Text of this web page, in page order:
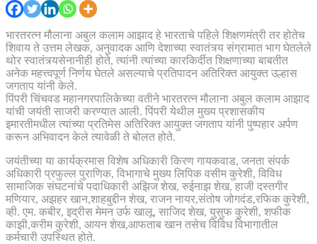
भारतरत्न मौलाना अबुल कलाम आझाद हे भारताचे पहिले शिक्षणमंत्री तर होतेच
शिवाय ते उत्तम लेखक, अनुवादक आणि देशाच्या स्वातंत्र्य संग्रामात भाग घेतलेले
थोर स्वातंत्र्यसेनानीही होते, त्यांनी त्यांच्या कारकिर्दीत शिक्षणाच्या बाबतीत
अनेक महत्त्वपूर्ण निर्णय घेतले असल्याचे प्रतिपादन अतिरिक्त आयुक्त उल्हास
जगताप यांनी केले.
पिंपरी चिंचवड महानगरपालिकेच्या वतीने भारतरत्न मौलाना अबुल कलाम आझाद
यांची जयंती साजरी करण्यात आली. पिंपरी येथील मुख्य प्रशासकीय
इमारतीमधील त्यांच्या प्रतिमेस अतिरिक्त आयुक्त जगताप यांनी पुष्पहार अर्पण
करून अभिवादन केले त्यावेळी ते बोलत होते.
जयंतीच्या या कार्यक्रमास विशेष अधिकारी किरण गायकवाड, जनता संपर्क
अधिकारी प्रफुल्ल पुराणिक, विभागाचे मुख्य लिपिक वसीम कुरेशी, विविध
सामाजिक संघटनांचे पदाधिकारी अझिज शेख, रुईनाझ शेख, हाजी दस्तगीर
मणियार, अझहर खान,शाहबुद्दीन शेख, राजन नायर,संतोष जोगदंड,रफिक कुरेशी,
व्ही. एम. कबीर, इद्रीस मेमन उर्फ खालू, साजिद शेख, युसुफ कुरेशी, शफीक
काझी,करीम कुरेशी, आयन शेख,आफताब खान तसेच विविध विभागातील
कर्मचारी उपस्थित होते.